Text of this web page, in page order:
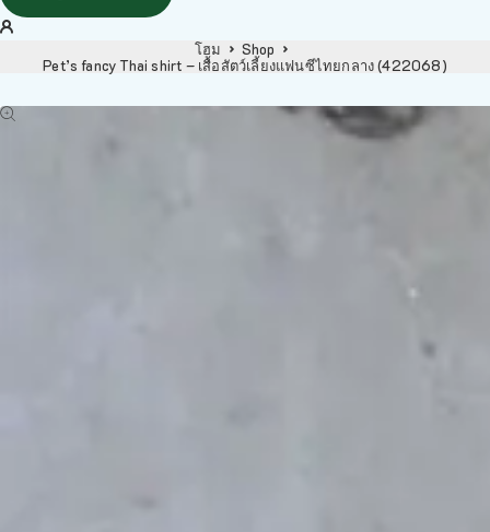
โฮม
Shop
Pet’s fancy Thai shirt – เสื้อสัตว์เลี้ยงแฟนซีไทยกลาง (422068)